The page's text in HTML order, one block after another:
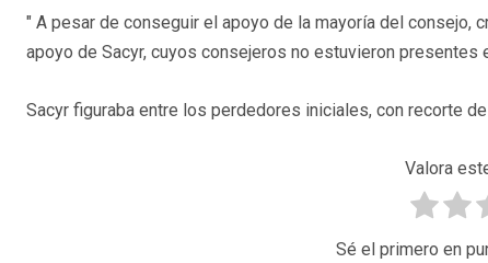
" A pesar de conseguir el apoyo de la mayoría del consejo,
apoyo de Sacyr, cuyos consejeros no estuvieron presentes
Sacyr figuraba entre los perdedores iniciales, con recorte
Valora
Sé el primero en